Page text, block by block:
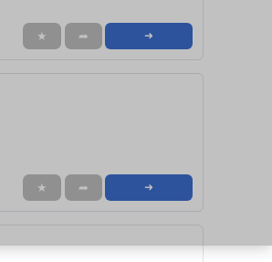
★ ➦ ➜
★ ➦ ➜